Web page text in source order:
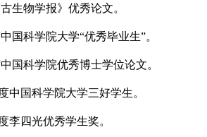
生物学报》优秀论文。
国科学院大学“优秀毕业生”。
国科学院优秀博士学位论文。
中国科学院大学三好学生。
李四光优秀学生奖。